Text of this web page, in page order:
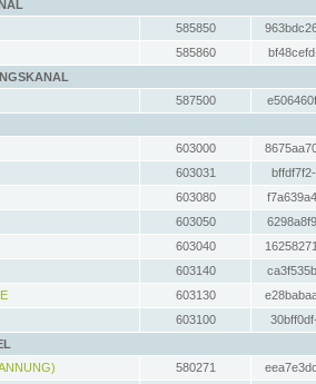
585850
585860
587500
603000
603031
603080
603050
603040
603140
603130
603100
580271